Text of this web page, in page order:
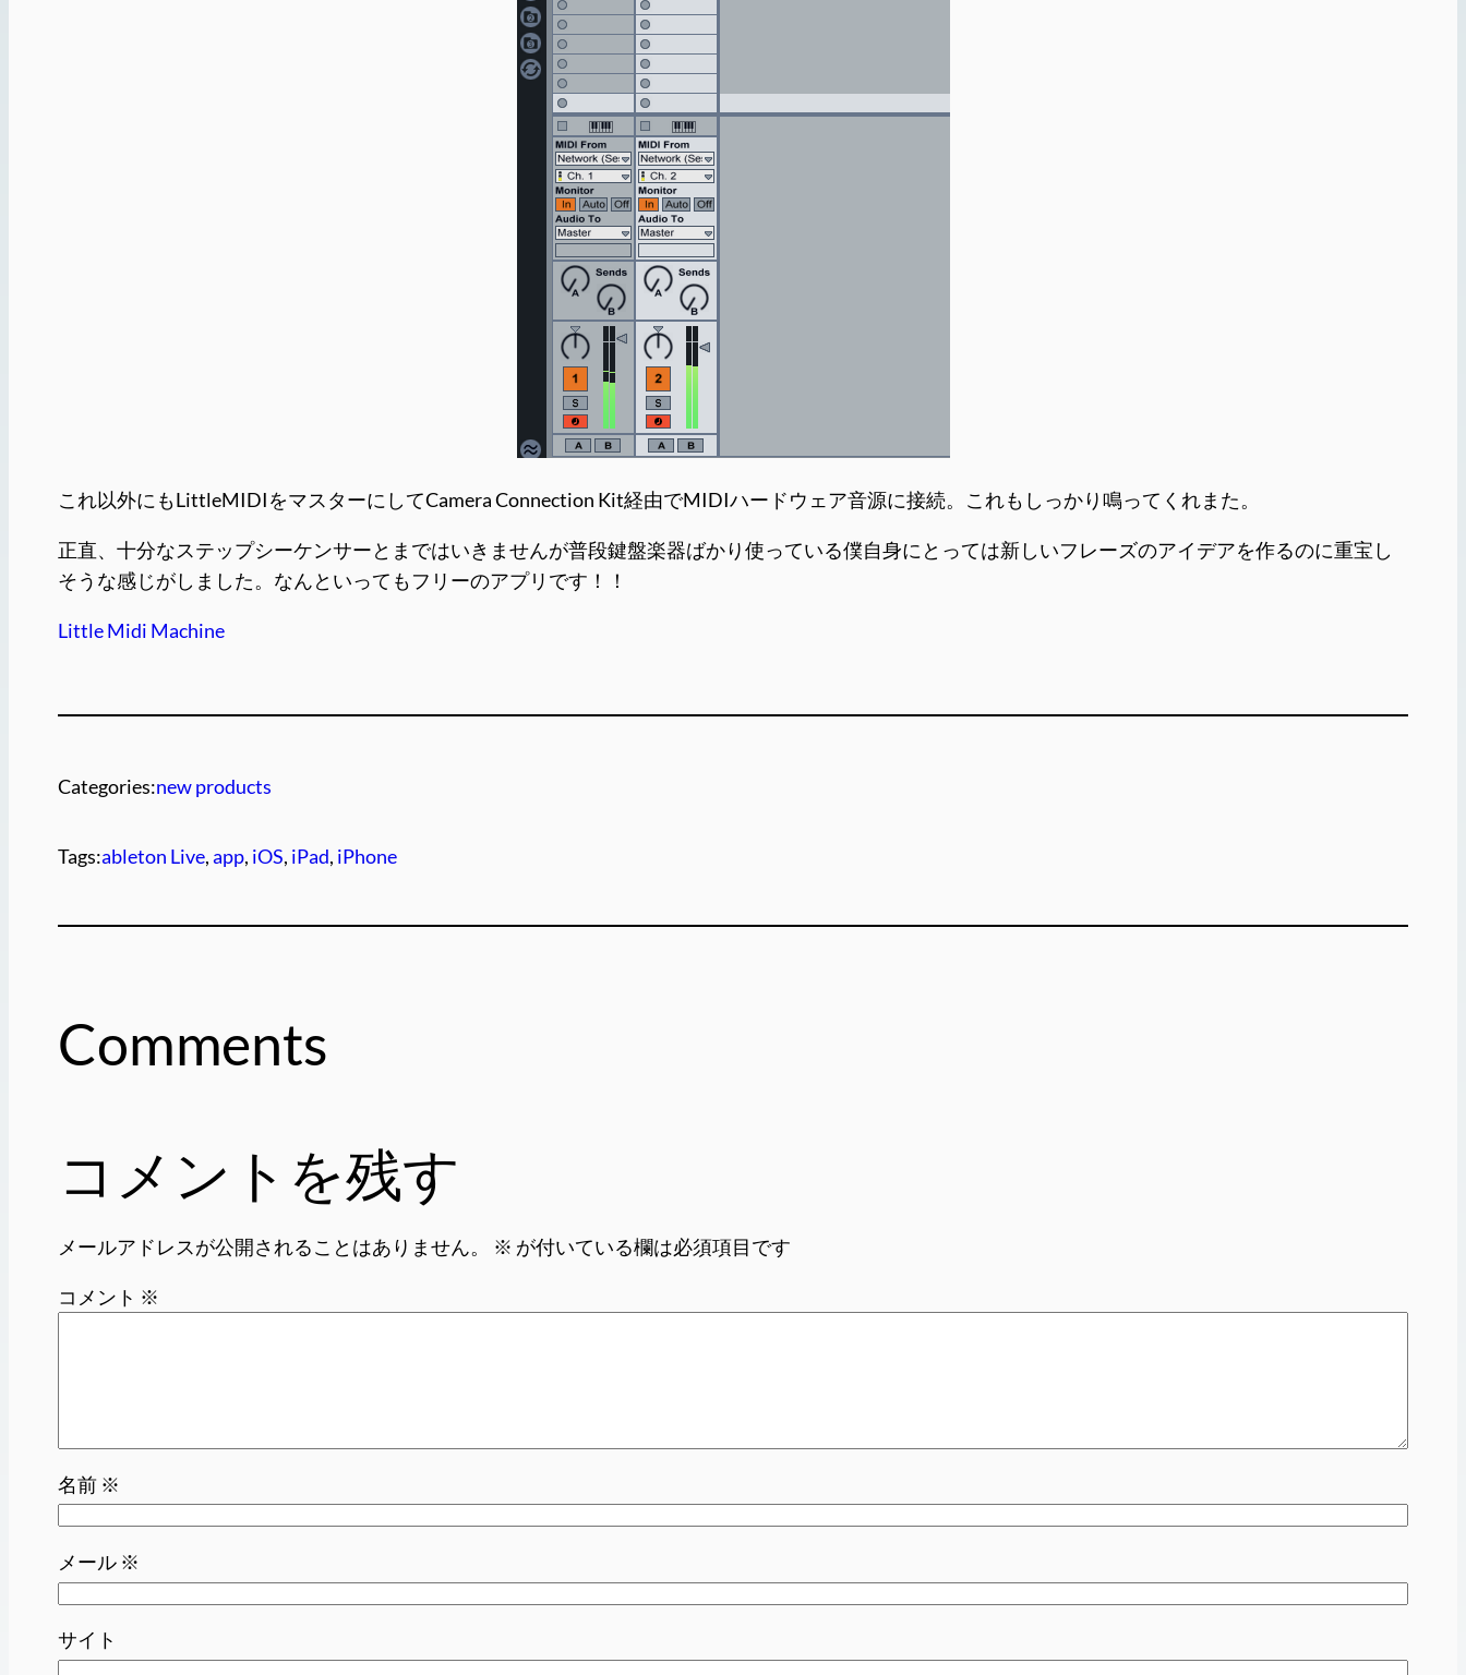
これ以外にもLittleMIDIをマスターにしてCamera Connection Kit経由でMIDIハードウェア音源に接続。これもしっかり鳴ってくれまた。
正直、十分なステップシーケンサーとまではいきませんが普段鍵盤楽器ばかり使っている僕自身にとっては新しいフレーズのアイデアを作るのに重宝し
そうな感じがしました。なんといってもフリーのアプリです！！
Little Midi Machine
Categories:new products
Tags:ableton Live, app, iOS, iPad, iPhone
Comments
コメントを残す
メールアドレスが公開されることはありません。 ※ が付いている欄は必須項目です
コメント ※
名前 ※
メール ※
サイト